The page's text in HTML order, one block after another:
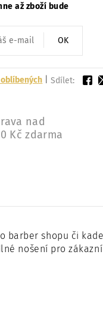
až zboží bude
OK
|Sdílet:
nad
Kč zdarma
barber shopu či
nošení pro